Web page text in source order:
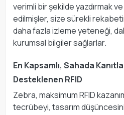
verimli bir şekilde yazdırmak
edilmişler, size sürekli
daha fazla izleme yeteneği,
kurumsal bilgiler sağlarlar.
En Kapsamlı, Sahada
Desteklenen RFID
Zebra, maksimum RFID
tecrübeyi, tasarım